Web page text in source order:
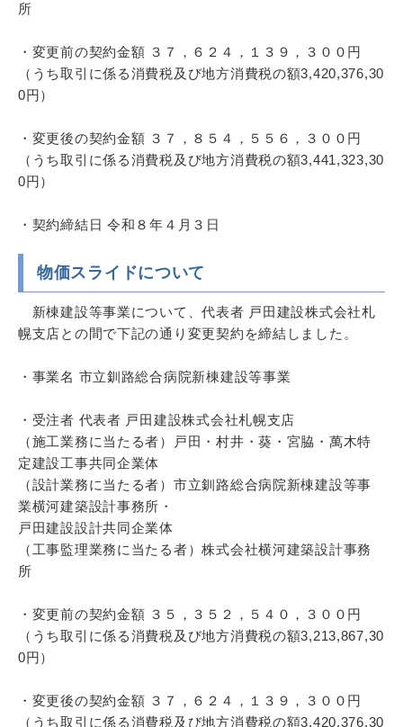
所
・変更前の契約金額 ３７，６２４，１３９，３００円
（うち取引に係る消費税及び地方消費税の額3,420,376,30
0円）
・変更後の契約金額 ３７，８５４，５５６，３００円
（うち取引に係る消費税及び地方消費税の額3,441,323,30
0円）
・契約締結日 令和８年４月３日
物価スライドについて
新棟建設等事業について、代表者 戸田建設株式会社札
幌支店との間で下記の通り変更契約を締結しました。
・事業名 市立釧路総合病院新棟建設等事業
・受注者 代表者 戸田建設株式会社札幌支店
（施工業務に当たる者）戸田・村井・葵・宮脇・萬木特
定建設工事共同企業体
（設計業務に当たる者）市立釧路総合病院新棟建設等事
業横河建築設計事務所・
戸田建設設計共同企業体
（工事監理業務に当たる者）株式会社横河建築設計事務
所
・変更前の契約金額 ３５，３５２，５４０，３００円
（うち取引に係る消費税及び地方消費税の額3,213,867,30
0円）
・変更後の契約金額 ３７，６２４，１３９，３００円
（うち取引に係る消費税及び地方消費税の額3,420,376,30